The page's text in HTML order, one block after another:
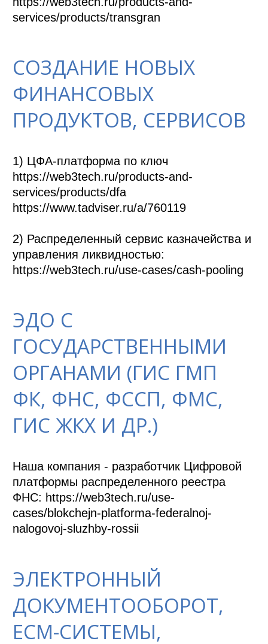
services/products/transgran
СОЗДАНИЕ НОВЫХ
ФИНАНСОВЫХ
ПРОДУКТОВ, СЕРВИСОВ
1) ЦФА-платформа по ключ
https://web3tech.ru/products-and-
services/products/dfa
https://www.tadviser.ru/a/760119
2) Распределенный сервис казначейства и
управления ликвидностью:
ЭДО С
ГОСУДАРСТВЕННЫМИ
ОРГАНАМИ (ГИС ГМП
ФК, ФНС, ФССП, ФМС,
ГИС ЖКХ И ДР.)
Наша компания - разработчик Цифровой
платформы распределенного реестра
ФНС: https://web3tech.ru/use-
cases/blokchejn-platforma-federalnoj-
nalogovoj-sluzhby-rossii
ЭЛЕКТРОННЫЙ
ДОКУМЕНТООБОРОТ,
ECM-СИСТЕМЫ,